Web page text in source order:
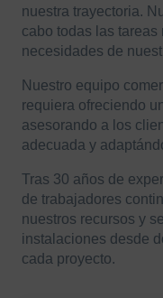
nuestra trayectoria.
cabo todas las
necesidades de
Nuestro equipo
requiera ofreciendo
asesorando a los
adecuada y
Tras 30 años de
de trabajadores
nuestros recursos y
instalaciones desde
cada proyecto.